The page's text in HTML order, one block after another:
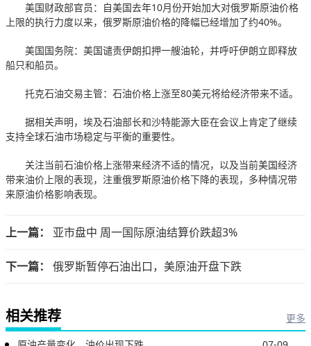
美国财政部官员：自美国去年10月份开始加大对俄罗斯原油价格
上限的执行力度以来，俄罗斯原油价格的降幅已经增加了约40%。
美国国务院：美国谴责伊朗扣押一艘油轮，并呼吁伊朗立即释放
船只和船员。
托克石油交易主管：石油价格上涨至80美元将给经济带来不适。
据相关声明，埃及石油部长和沙特能源大臣在会议上肯定了继续
支持全球石油市场稳定与平衡的重要性。
关注当前石油价格上涨带来经济不适的情况，以及当前美国经济
带来油价上限的表现，注重俄罗斯原油价格下降的表现，多种情况带
来原油价格影响表现。
上一篇： 亚市盘中 周一国际原油结算价跌超3%
下一篇： 俄罗斯暂停石油出口，美原油开盘下跌
相关推荐
更多